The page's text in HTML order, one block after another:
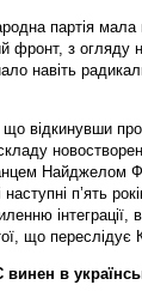
партія мала
фронт, з огляду
навіть
відкинувши
Найджелом
наступні п’ять
що переслідує
винен в